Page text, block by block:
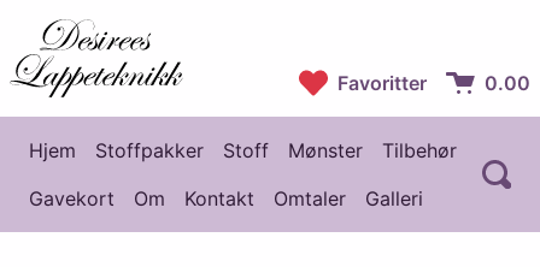
Desirees Lappeteknikk
Favoritter 0.00
Hovedmeny
Hjem Stoffpakker Stoff Mønster
Tilbehør
Gavekort
Om Kontakt Omtaler Galleri